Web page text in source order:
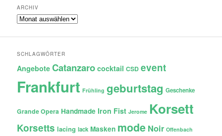
ARCHIV
Archiv
SCHLAGWÖRTER
Angebote Catanzaro cocktail CSD event
Frankfurt Frühling geburtstag Geschenke
Grande Opera Handmade Iron Fist Jerome Korsett
Korsetts lacing lack Masken mode Noir Offenbach